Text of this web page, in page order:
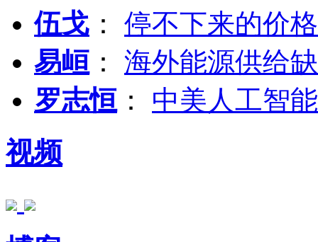
伍戈 ： 停不下来的价
易峘 ： 海外能源供给
罗志恒 ： 中美人工智
视频